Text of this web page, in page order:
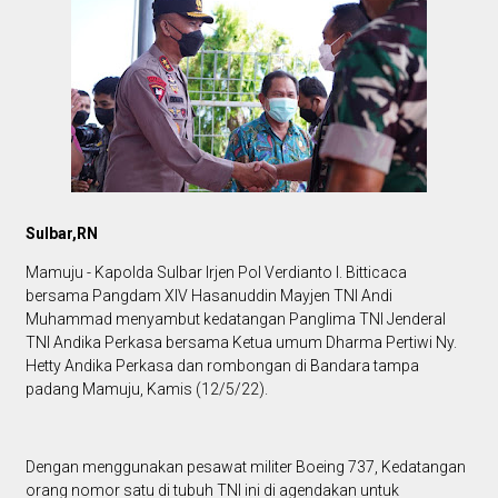
Sulbar,RN
Mamuju - Kapolda Sulbar Irjen Pol Verdianto I. Bitticaca
bersama Pangdam XIV Hasanuddin Mayjen TNI Andi
Muhammad menyambut kedatangan Panglima TNI Jenderal
TNI Andika Perkasa bersama Ketua umum Dharma Pertiwi Ny.
Hetty Andika Perkasa dan rombongan di Bandara tampa
padang Mamuju, Kamis (12/5/22).
Dengan menggunakan pesawat militer Boeing 737, Kedatangan
orang nomor satu di tubuh TNI ini di agendakan untuk